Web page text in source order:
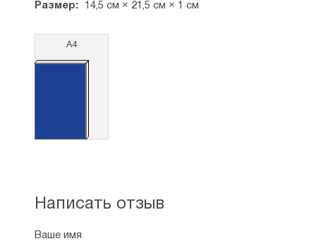
Размер: 14,5 см × 21,5 см × 1 см
А4
Написать отзыв
Ваше имя